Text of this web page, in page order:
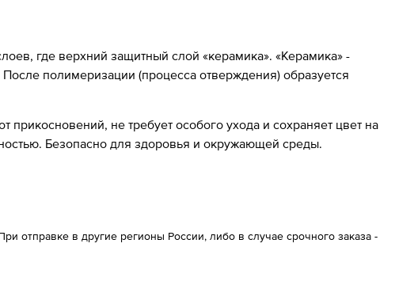
где верхний защитный слой «керамика». «Керамика» -
полимеризации (процесса отверждения) образуется
не требует особого ухода и сохраняет цвет на
Безопасно для здоровья и окружающей среды.
отправке в другие регионы России, либо в случае срочного заказа -